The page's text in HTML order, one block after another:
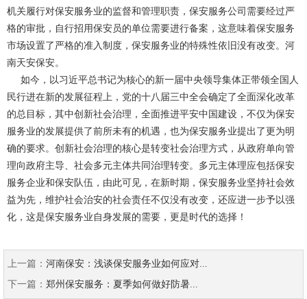
机关履行对保安服务业的监督和管理职责，保安服务公司需要经过严
格的审批，自行招用保安员的单位需要进行备案，这意味着保安服务
市场设置了严格的准入制度，保安服务业的特殊性依旧没有改变。河
南天安保安。
如今，以习近平总书记为核心的新一届中央领导集体正带领全国人
民行进在新的发展征程上，党的十八届三中全会确定了全面深化改革
的总目标，其中创新社会治理，全面推进平安中国建设，不仅为保安
服务业的发展提供了前所未有的机遇，也为保安服务业提出了更为明
确的要求。创新社会治理的核心是转变社会治理方式，从政府单向管
理向政府主导、社会多元主体共同治理转变。多元主体理应包括保安
服务企业和保安队伍，由此可见，在新时期，保安服务业坚持社会效
益为先，维护社会治安的社会责任不仅没有改变，还应进一步予以强
化，这是保安服务业自身发展的需要，更是时代的选择！
上一篇： 河南保安：浅谈保安服务业如何应对...
下一篇： ​郑州保安服务：夏季如何做好防暑...